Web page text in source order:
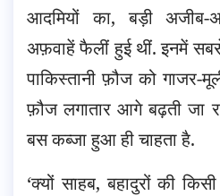
आदमियों का, बड़ी अजीब-
अफ़वाहें फैलीं हुई थीं. इनमें
पाकिस्तानी फ़ौज को गाजर-
फ़ौज लगातार आगे बढ़ती जा
बस कब्जा हुआ ही चाहता है.
‘क्यों साहब, बहादुरों की